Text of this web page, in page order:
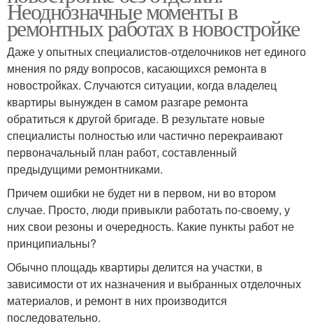
Неоднозначные моменты в
ремонтных работах в новостройке
Даже у опытных специалистов-отделочников нет единого
мнения по ряду вопросов, касающихся ремонта в
новостройках. Случаются ситуации, когда владелец
квартиры вынужден в самом разгаре ремонта
обратиться к другой бригаде. В результате новые
специалисты полностью или частично перекраивают
первоначальный план работ, составленный
предыдущими ремонтниками.
Причем ошибки не будет ни в первом, ни во втором
случае. Просто, люди привыкли работать по-своему, у
них свои резоны и очередность. Какие пункты работ не
принципиальны?
Обычно площадь квартиры делится на участки, в
зависимости от их назначения и выбранных отделочных
материалов, и ремонт в них производится
последовательно.